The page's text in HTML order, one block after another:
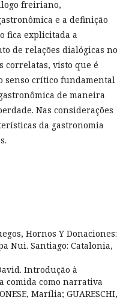
freiriano,
e a definição
fica explicitada a
de relações dialógicas no
correlatas, visto que é
senso crítico fundamental
de maneira
Nas considerações
da gastronomia
Hornos Y Donaciones:
Nui. Santiago: Catalonia,
Introdução à
comida como narrativa
Marília; GUARESCHI,